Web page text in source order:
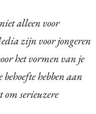
alleen voor
zijn voor jongeren
het vormen van je
hebben aan
serieuzere